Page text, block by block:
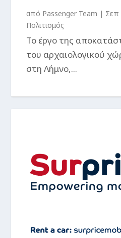
από Passenger Team | Σεπ
Πολιτισμός
Το έργο της
του αρχαιολογικού
στη Λήμνο,...